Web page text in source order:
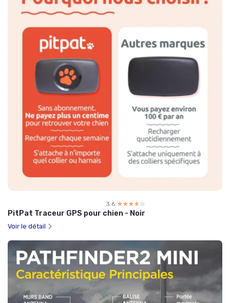
3.6 ☆☆☆☆☆
★★★★★
PitPat Traceur GPS pour chien - Noir
Voir le détail